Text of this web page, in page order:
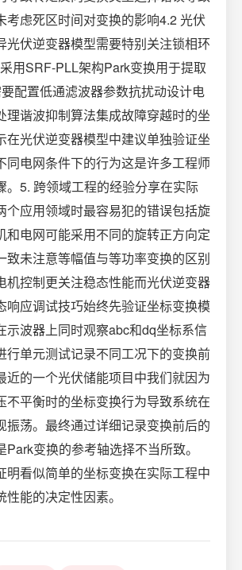
考虑死区时间对变换的影响4.2 光伏
光伏逆变器模型需要特别关注锁相环
用SRF-PLL架构Park变换用于提取
配置低通滤波器参数抗扰动设计电
理谐波抑制算法集成故障穿越时的坐
在光伏逆变器模型中建议单独验证坐
同电网条件下的行为这是许多工程师
。5. 跨领域工程的经验分享在实际
个应用领域时最容易犯的错误包括旋
和电网可能采用不同的旋转正方向定
致未注意等幅值与等功率变换的区别
机控制更关注稳态性能而光伏逆变器
响应调试技巧始终先验证坐标变换模
示波器上同时观察abc和dq坐标系信
行单元测试记录不同工况下的变换前
近的一个光伏储能项目中我们就因为
不平衡时的坐标变换行为导致系统在
振荡。最终通过详细记录变换前后的
变换的参考轴选择不当所致。
明看似简单的坐标变换在实际工程中
能的决定性因素。